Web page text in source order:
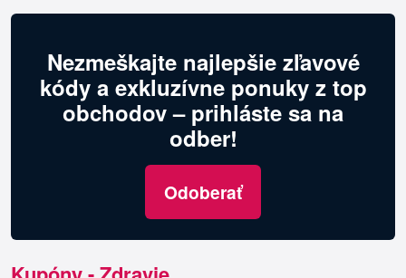
Nezmeškajte najlepšie zľavové
kódy a exkluzívne ponuky z top
obchodov – prihláste sa na
odber!
Odoberať